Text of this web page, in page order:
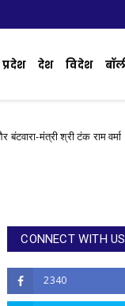
देश विदेश
श्री टंक राम वर्मा
CONNECT WITH US
2340